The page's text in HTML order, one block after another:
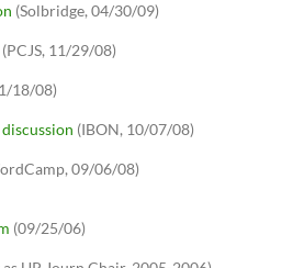
(Solbridge, 04/30/09)
(PCJS, 11/29/08)
18/08)
(IBON, 10/07/08)
09/06/08)
(09/25/06)